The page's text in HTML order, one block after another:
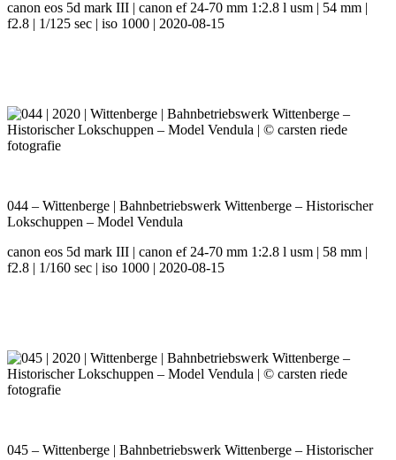
canon eos 5d mark III | canon ef 24-70 mm 1:2.8 l usm | 54 mm |
f2.8 | 1/125 sec | iso 1000 | 2020-08-15
044 – Wittenberge | Bahnbetriebswerk Wittenberge – Historischer
Lokschuppen – Model Vendula
canon eos 5d mark III | canon ef 24-70 mm 1:2.8 l usm | 58 mm |
f2.8 | 1/160 sec | iso 1000 | 2020-08-15
045 – Wittenberge | Bahnbetriebswerk Wittenberge – Historischer